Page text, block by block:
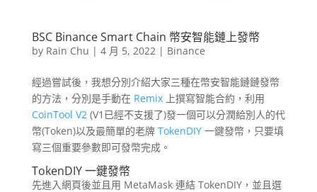
BSC Binance Smart Chain 幣安智能鏈上發幣
by Rain Chu | 4 月 5, 2022 | Binance
經過嘗試後，我想分別介紹大家三種在幣安智能鏈鏈發幣
的方法，分別是手動在 Remix上撰寫智能合約，利用
CoinTool V2 (V1已經不支援了)發一個可以分潤給別人的代
幣(Token)以及最簡單的老牌 TokenDIY一鍵發幣，只要填
寫三個重要參數即可發幣完成。
TokenDIY 一鍵發幣
先進入網頁後並且用 MetaMask 連結 TokenDIY，並且選